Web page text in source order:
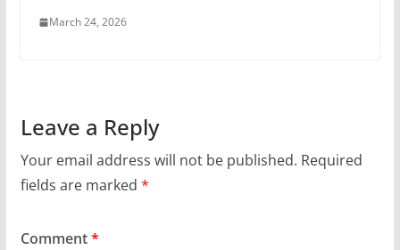
March 24, 2026
Leave a Reply
Your email address will not be published. Required
fields are marked *
Comment*